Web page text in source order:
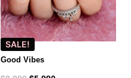
SALE!
Good Vibes